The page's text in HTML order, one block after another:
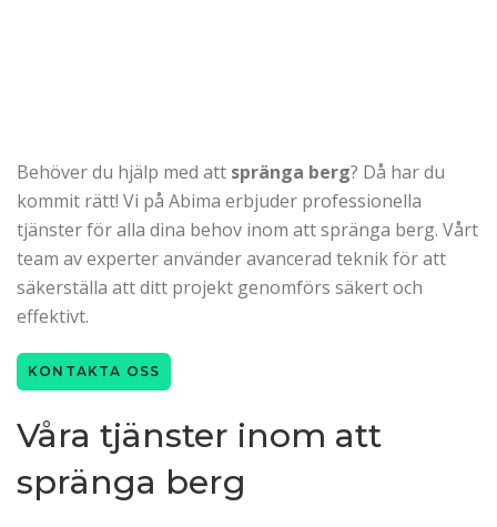
Behöver du hjälp med att spränga berg? Då har du
kommit rätt! Vi på Abima erbjuder professionella
tjänster för alla dina behov inom att spränga berg. Vårt
team av experter använder avancerad teknik för att
säkerställa att ditt projekt genomförs säkert och
effektivt.
KONTAKTA OSS
Våra tjänster inom att
spränga berg